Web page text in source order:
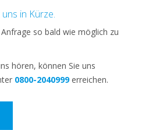
in Kürze.
so bald wie möglich zu
hören, können Sie uns
0800-2040999erreichen.